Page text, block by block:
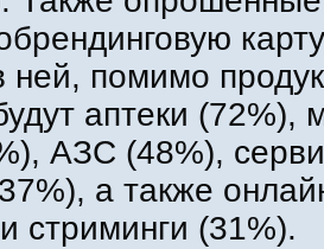
ней, помимо
аптеки (72%),
АЗС (48%),
а также
стриминги (31%).